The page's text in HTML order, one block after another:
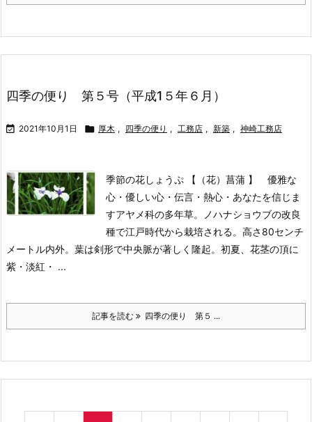
四季の便り 第５号（平成1５年６月）
 2021年10月1日  厚木 , 四季の便り , 工務店 , 新築 , 神崎工務店
季節の花しょうぷ 【（花）菖蒲 】 優雅な
心・優しい心・伝言・熱心・あなたを信じま
すアヤメ科の多年草。ノハナショウブの改良
種で江戸時代から栽培される。高さ80センチ
メートル内外。葉は剣形で中央脈が著しく隆起。初夏、花茎の頂に
紫・淡紅・ ...
記事を読む 四季の便り 第５ ...